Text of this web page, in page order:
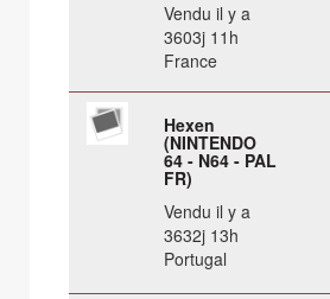
Vendu il y a
3603j 11h
France
Hexen
(NINTENDO
64 - N64 - PAL
FR)
Vendu il y a
3632j 13h
Portugal